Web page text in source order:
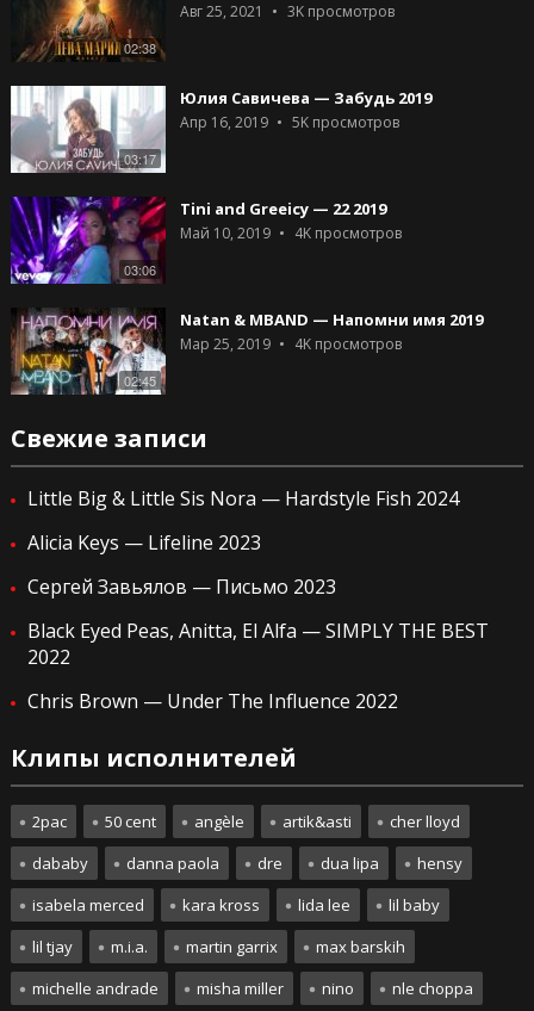
02:38
Авг 25, 2021 3Kпросмотров
03:17
Юлия Савичева — Забудь 2019
Апр 16, 2019 5Kпросмотров
03:06
Tini and Greeicy — 22 2019
Май 10, 2019 4Kпросмотров
02:45
Natan & MBAND — Напомни имя 2019
Мар 25, 2019 4Kпросмотров
Свежие записи
Little Big & Little Sis Nora — Hardstyle Fish 2024
Alicia Keys — Lifeline 2023
Сергей Завьялов — Письмо 2023
Black Eyed Peas, Anitta, El Alfa — SIMPLY THE BEST
2022
Chris Brown — Under The Influence 2022
Клипы исполнителей
2pac 50 cent angèle artik&asti
cher lloyd
dababy
danna paola dre dua lipa
hensy
isabela merced
kara kross lida lee
lil baby
lil tjay
m.i.a. martin garrix
max barskih
michelle andrade
misha miller nino nle choppa